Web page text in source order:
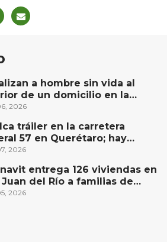
a hombre sin vida al
de un domicilio en la
El Rodeo, San Juan del
2026
tráiler en la carretera
57 en Querétaro; hay
de combustible
2026
entrega 126 viviendas en
Juan del Río a familias de
ingresos
2026